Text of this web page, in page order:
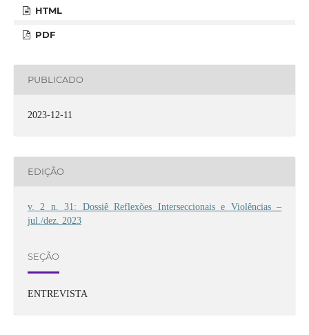
HTML
PDF
PUBLICADO
2023-12-11
EDIÇÃO
v. 2 n. 31: Dossiê Reflexões Interseccionais e Violências –
jul./dez. 2023
SEÇÃO
ENTREVISTA